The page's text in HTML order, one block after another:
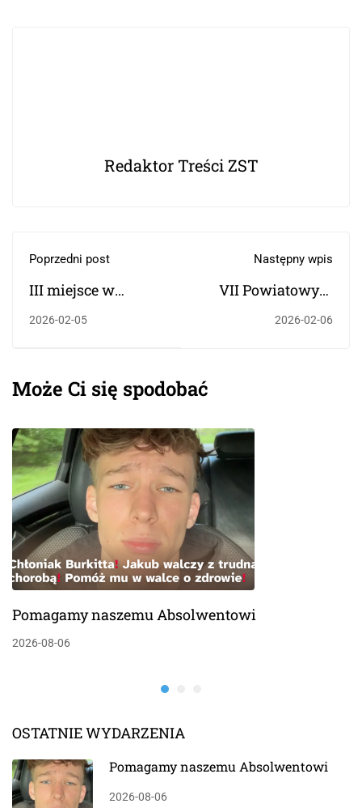
Redaktor Treści ZST
Poprzedni post
III miejsce w
Miejskiej
Chłopców
2026-02-05
Następny wpis
VII Powiatowym
Konkursie Piosenki
2026-02-06
Może Ci się spodobać
Pomagamy naszemu Absolwentowi
2026-08-06
OSTATNIE WYDARZENIA
Pomagamy naszemu Absolwentowi
2026-08-06